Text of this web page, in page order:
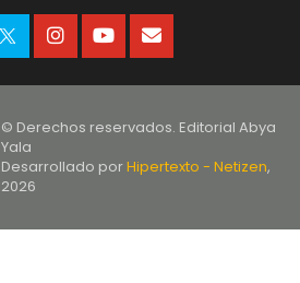
© Derechos reservados. Editorial Abya
Yala
Desarrollado porHipertexto - Netizen,
2026